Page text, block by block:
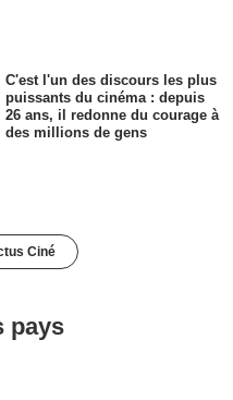
C'est l'un des discours les plus
puissants du cinéma : depuis
26 ans, il redonne du courage à
des millions de gens
Ciné
pays